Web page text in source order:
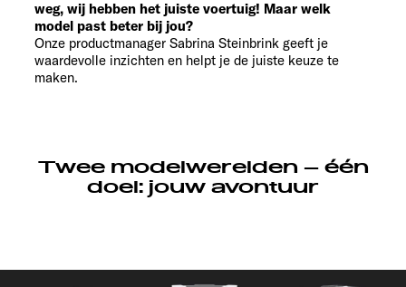
weg, wij hebben het juiste voertuig! Maar welk
model past beter bij jou?
Onze productmanager Sabrina Steinbrink geeft je
waardevolle inzichten en helpt je de juiste keuze te
maken.
Twee modelwerelden – één
doel: jouw avontuur